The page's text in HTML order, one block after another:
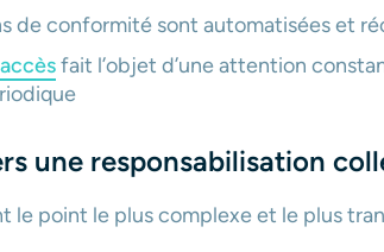
de conformité sont automatisées et
fait l’objet d’une attention
une responsabilisation
le point le plus complexe et le plus